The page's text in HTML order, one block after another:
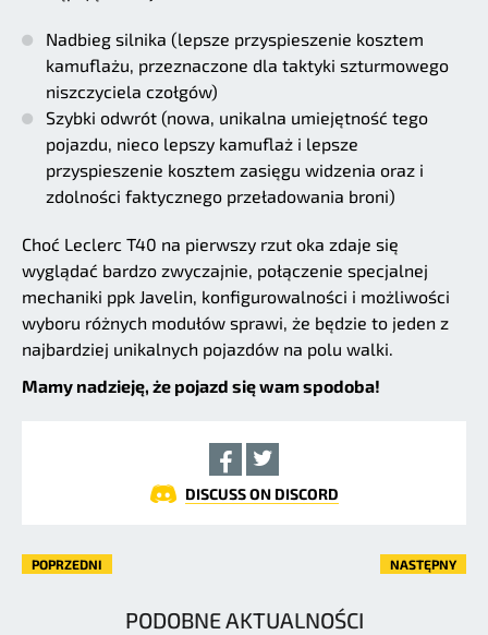
Nadbieg silnika (lepsze przyspieszenie kosztem
kamuflażu, przeznaczone dla taktyki szturmowego
niszczyciela czołgów)
Szybki odwrót (nowa, unikalna umiejętność tego
pojazdu, nieco lepszy kamuflaż i lepsze
przyspieszenie kosztem zasięgu widzenia oraz i
zdolności faktycznego przeładowania broni)
Choć Leclerc T40 na pierwszy rzut oka zdaje się
wyglądać bardzo zwyczajnie, połączenie specjalnej
mechaniki ppk Javelin, konfigurowalności i możliwości
wyboru różnych modułów sprawi, że będzie to jeden z
najbardziej unikalnych pojazdów na polu walki.
Mamy nadzieję, że pojazd się wam spodoba!
DISCUSS ON DISCORD
POPRZEDNI NASTĘPNY
PODOBNE AKTUALNOŚCI